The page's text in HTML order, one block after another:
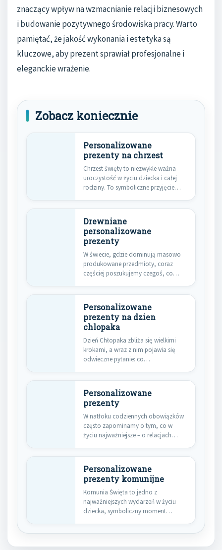
znaczący wpływ na wzmacnianie relacji biznesowych
i budowanie pozytywnego środowiska pracy. Warto
pamiętać, że jakość wykonania i estetyka są
kluczowe, aby prezent sprawiał profesjonalne i
eleganckie wrażenie.
Zobacz koniecznie
Personalizowane
prezenty na chrzest
Chrzest święty to niezwykle ważna
uroczystość w życiu dziecka i całej
rodziny. To symboliczne przyjęcie…
Drewniane
personalizowane
prezenty
W świecie, gdzie dominują masowo
produkowane przedmioty, coraz
częściej poszukujemy czegoś, co
Personalizowane
prezenty na dzien
chlopaka
Dzień Chłopaka zbliża się wielkimi
krokami, a wraz z nim pojawia się
odwieczne pytanie: co…
Personalizowane
prezenty
W natłoku codziennych obowiązków
często zapominamy o tym, co w
życiu najważniejsze – o relacjach…
Personalizowane
prezenty komunijne
Komunia Święta to jedno z
najważniejszych wydarzeń w życiu
dziecka, symboliczny moment